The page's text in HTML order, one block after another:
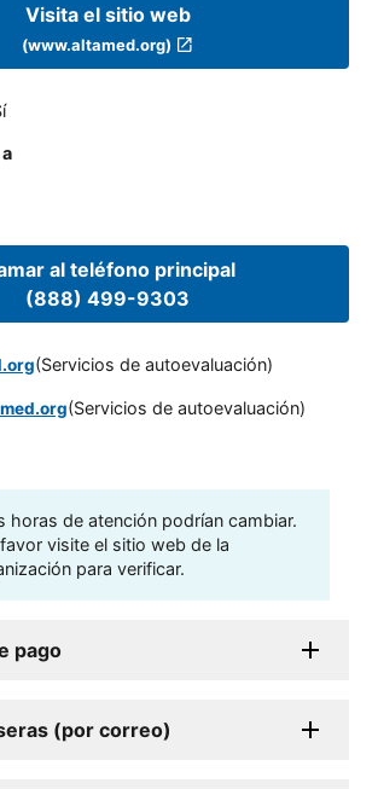
Visita el sitio web
(www.altamed.org)
al teléfono principal
(888) 499-9303
(Servicios de autoevaluación)
(Servicios de autoevaluación)
horas de atención podrían cambiar.
visite el sitio web de la
para verificar.
pago
(por correo)